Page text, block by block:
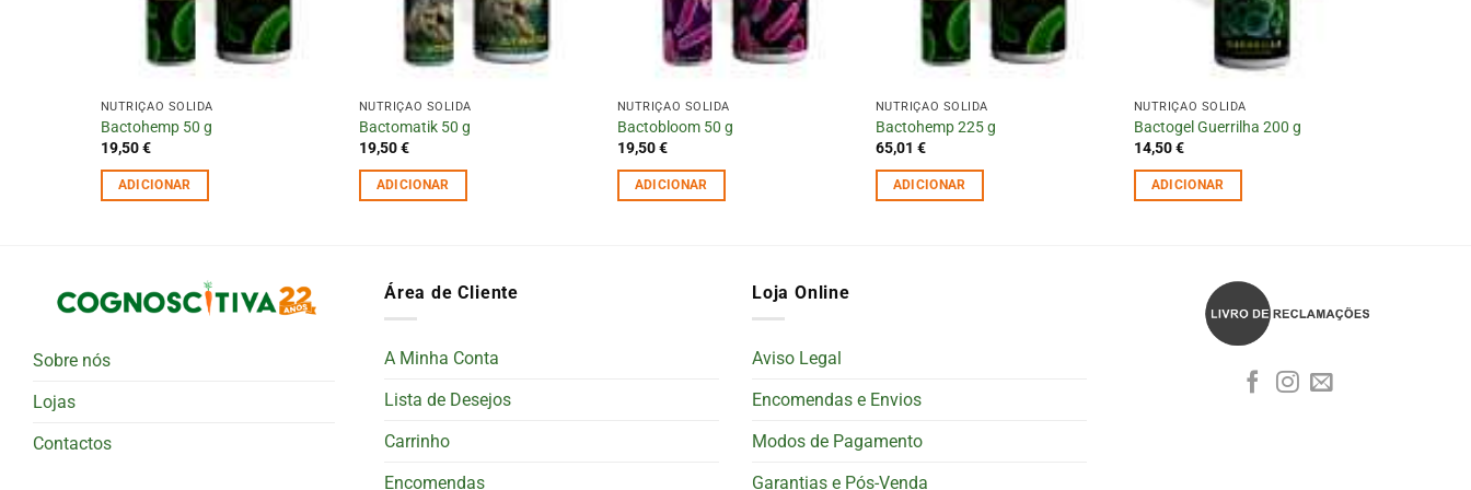
NUTRIÇÃO SÓLIDA
Bactohemp 50 g
19,50€
ADICIONAR
NUTRIÇÃO SÓLIDA
Bactomatik 50 g
19,50€
ADICIONAR
NUTRIÇÃO SÓLIDA
Bactobloom 50 g
19,50€
ADICIONAR
NUTRIÇÃO SÓLIDA
Bactohemp 225 g
65,01 €
ADICIONAR
NUTRIÇÃO SÓLIDA
Bactogel Guerrilha 200 g
14,50€
ADICIONAR
Sobre nós
Lojas
Contactos
Área de Cliente
A Minha Conta
Lista de Desejos
Carrinho
Encomendas
Loja Online
Aviso Legal
Encomendas e Envios
Modos de Pagamento
Garantias e Pós-Venda